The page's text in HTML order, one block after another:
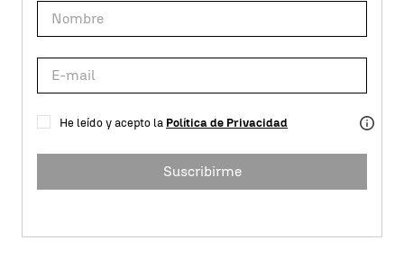
He leído y acepto la Política de Privacidad
Suscribirme